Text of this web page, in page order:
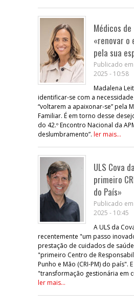
Médicos
«renovar o
pela sua
Publicado
2025 - 10:58
Madalena
identificar-se com a
“voltarem a apaixonar-se” pela
Familiar. É em torno desse
do 42.º Encontro Nacional da
deslumbramento”. ler mais...
ULS Cova
primeiro
do País»
Publicado
2025 - 10:45
A ULS da
recentemente "um passo
prestação de cuidados de
"primeiro Centro de
Punho e Mão (CRI-PM) do país".
"transformação gestionária em
ler mais...